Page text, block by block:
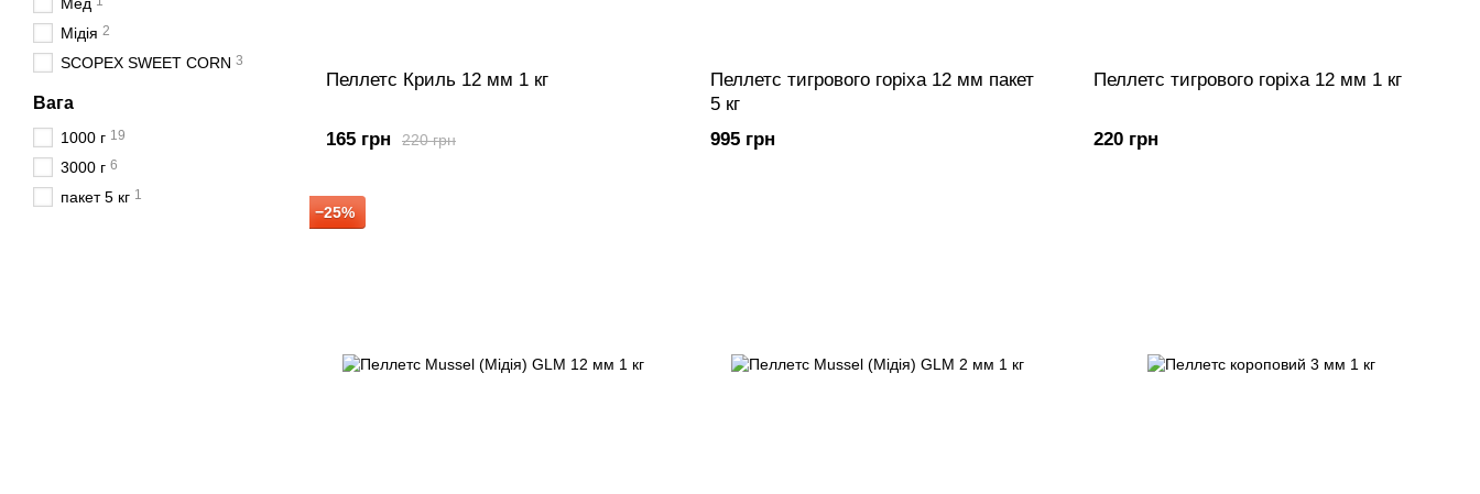
Пеллетс Криль 12 мм 1 кг
220 грн
165 грн
Пеллетс тигрового горіха 12 мм пакет
5 кг
995 грн
Пеллетс тигрового горіха 12 мм 1 кг
220 грн
−25%
Мідія 2
SCOPEX SWEET CORN 3
Вага
1000 г 19
3000 г 6
пакет 5 кг 1